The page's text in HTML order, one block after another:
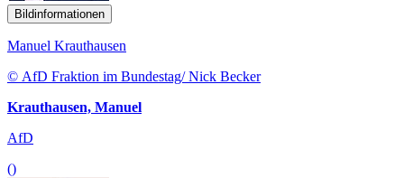
Bildinformationen
Manuel Krauthausen
© AfD Fraktion im Bundestag/ Nick Becker
Krauthausen, Manuel
AfD
()